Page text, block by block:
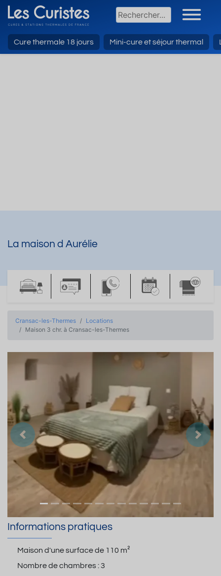
Cure thermale 18 jours Mini-cure et séjour thermal
La maison d Aurélie
Cransac-les-Thermes
Locations
Maison 3 chr. à Cransac-les-Thermes
Précedent
Informations pratiques
Maison d'une surface de 110 m²
Nombre de chambres :3